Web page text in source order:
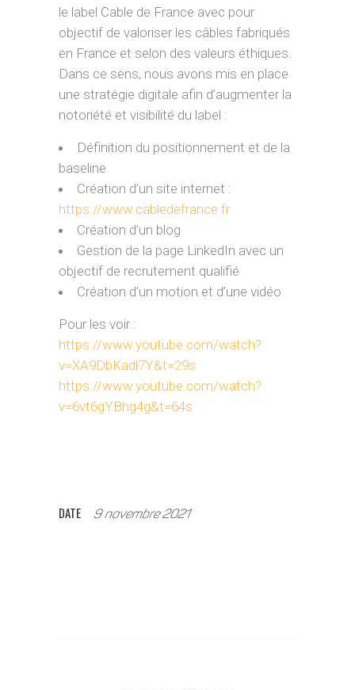
le label Cable de France avec pour
objectif de valoriser les câbles fabriqués
en France et selon des valeurs éthiques.
Dans ce sens, nous avons mis en place
une stratégie digitale afin d’augmenter la
notoriété et visibilité du label :
Définition du positionnement et de la
baseline
Création d’un site internet :
https://www.cabledefrance.fr
Création d’un blog
Gestion de la page LinkedIn avec un
objectif de recrutement qualifié
Création d’un motion et d’une vidéo
Pour les voir :
https://www.youtube.com/watch?
v=XA9DbKadl7Y&t=29s
https://www.youtube.com/watch?
v=6vt6gYBhg4g&t=64s
DATE 9 novembre 2021